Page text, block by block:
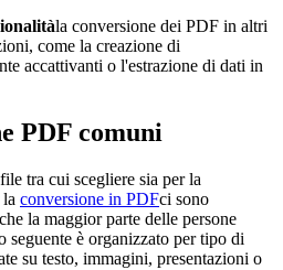
la conversione dei PDF in altri
come la creazione di
accattivanti o l'estrazione di dati in
PDF comuni
tra cui scegliere sia per la
conversione in PDFci sono
la maggior parte delle persone
seguente è organizzato per tipo di
su testo, immagini, presentazioni o